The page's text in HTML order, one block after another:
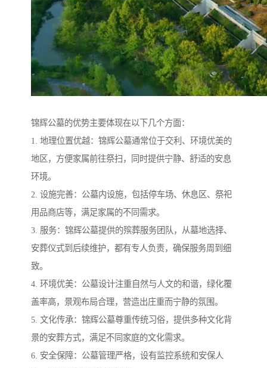
锦辉公墓的优势主要体现在以下几个方面：
1. 地理位置优越：锦辉公墓通常位于交利、环境优美的
地区，方便家属前往祭扫，同时提供宁静、舒适的安息
环境。
2. 设施完善：公墓内设施，包括停车场、休息区、祭祀
用品商店等，满足家属的不同需求。
3. 服务：锦辉公墓提供的殡葬服务团队，从墓地选择、
安葬仪式到后续维护，都有专人负责，确保服务周到细
致。
4. 环境优美：公墓设计注重自然与人文的和谐，绿化覆
盖率高，景观布局合理，营造出庄重而宁静的氛围。
5. 文化传承：锦辉公墓尊重传统习俗，提供多种文化背
景的安葬方式，满足不同家庭的文化需求。
6. 安全保障：公墓管理严格，设有监控系统和安保人